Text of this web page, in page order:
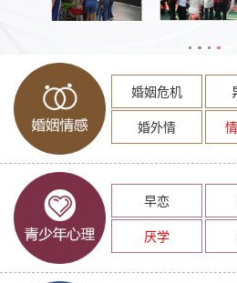
婚姻危机
婚外情
早恋
厌学